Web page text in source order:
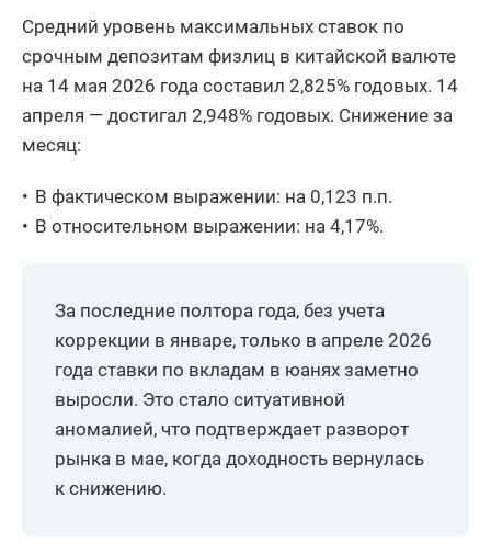
Средний уровень максимальных ставок по
срочным депозитам физлиц в китайской валюте
на 14 мая 2026 года составил 2,825% годовых. 14
апреля — достигал 2,948% годовых. Снижение за
месяц:
В фактическом выражении: на 0,123 п.п.
В относительном выражении: на 4,17%.
За последние полтора года, без учета
коррекции в январе, только в апреле 2026
года ставки по вкладам в юанях заметно
выросли. Это стало ситуативной
аномалией, что подтверждает разворот
рынка в мае, когда доходность вернулась
к снижению.